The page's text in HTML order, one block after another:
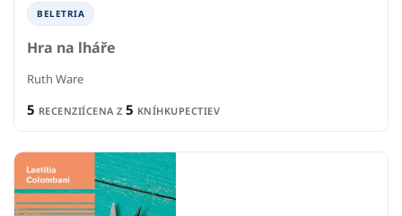
BELETRIA
Hra na lháře
Ruth Ware
5 RECENZIÍCENA Z 5 KNÍHKUPECTIEV